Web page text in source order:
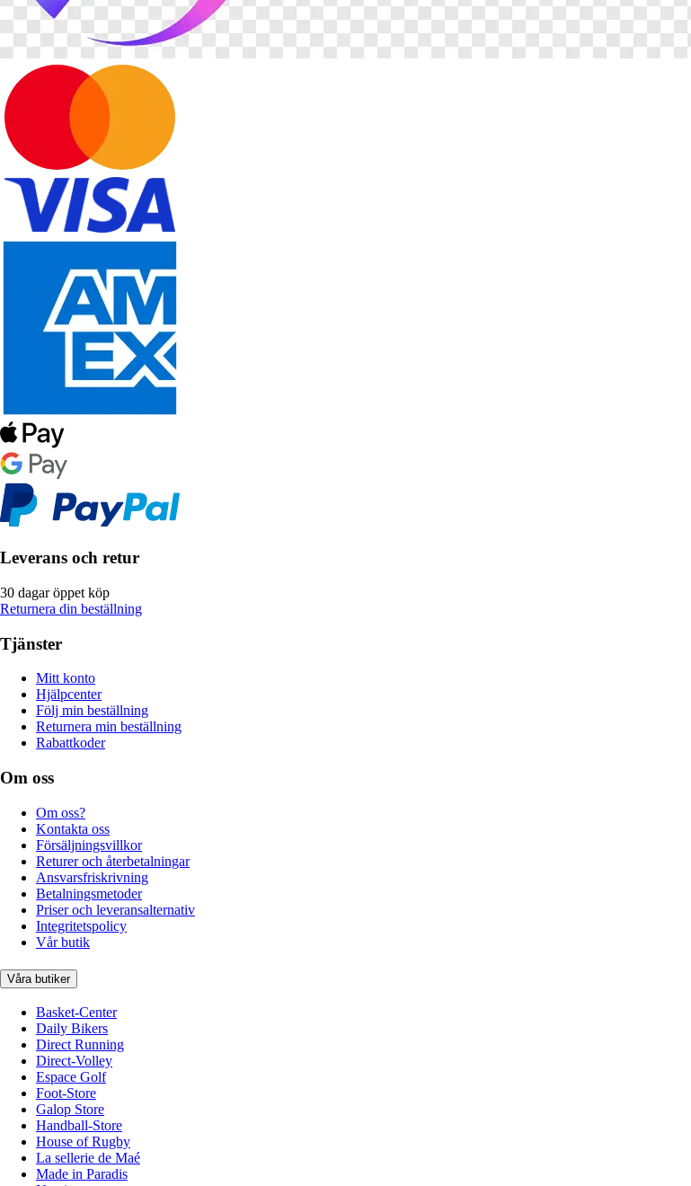
Leverans och retur
30 dagar öppet köp
Returnera din beställning
Tjänster
Mitt konto
Hjälpcenter
Följ min beställning
Returnera min beställning
Rabattkoder
Om oss
Om oss?
Kontakta oss
Försäljningsvillkor
Returer och återbetalningar
Ansvarsfriskrivning
Betalningsmetoder
Priser och leveransalternativ
Integritetspolicy
Vår butik
Våra butiker
Basket-Center
Daily Bikers
Direct Running
Direct-Volley
Espace Golf
Foot-Store
Galop Store
Handball-Store
House of Rugby
La sellerie de Maé
Made in Paradis